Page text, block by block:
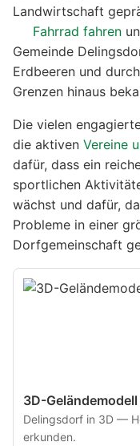
Landwirtschaft
Fahrrad fahren
Gemeinde
Erdbeeren und
Grenzen hinaus
Die vielen
die aktiven Vereine
dafür, dass ein
sportlichen
wächst und dafür,
Probleme in einer
Dorfgemeinschaft
3D-Geländemodell
Delingsdorf in 3D —
erkunden.